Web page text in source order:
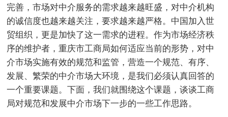
完善，市场对中介服务的需求越来越旺盛，对中介机构
的诚信度也越来越关注，要求越来越严格。中国加入世
贸组织，更是加快了这一需求的进程。作为市场经济秩
序的维护者，重庆市工商局如何适应当前的形势，对中
介市场实施有效的规范和监管，营造一个规范、有序、
发展、繁荣的中介市场大环境，是我们必须认真回答的
一个重要课题。下面，我们就围绕这个课题，谈谈工商
局对规范和发展中介市场下一步的一些工作思路。